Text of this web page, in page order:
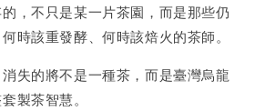
，不只是某一片茶園，而是那些仍
時該重發酵、何時該焙火的茶師。
失的將不是一種茶，而是臺灣烏龍
製茶智慧。